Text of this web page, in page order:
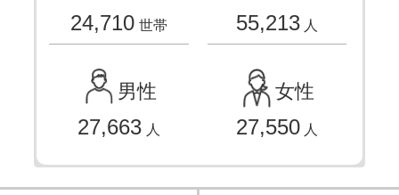
24,710 世帯 55,213 人
男性
27,663 人
女性
27,550 人